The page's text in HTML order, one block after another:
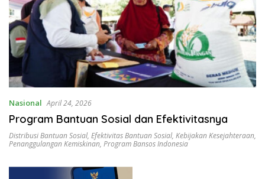
Nasional April 24, 2026
Program Bantuan Sosial dan Efektivitasnya
Distribusi Bantuan Sosial, Efektivitas Bantuan Sosial, Kebijakan Kesejahteraan,
Penanggulangan Kemiskinan, Program Bansos Indonesia